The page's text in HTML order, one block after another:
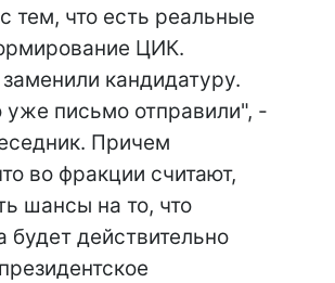
тем, что есть реальные
ЦИК.
кандидатуру.
письмо отправили", -
Причем
во фракции считают,
шансы на то, что
будет действительно